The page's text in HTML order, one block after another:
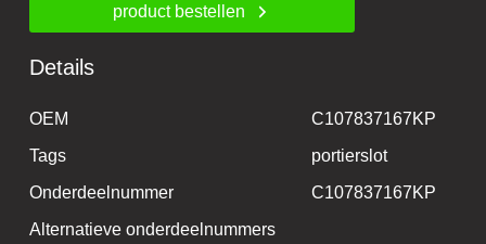
product bestellen
Details
OEM
C107837167KP
Tags
portierslot
Onderdeelnummer
C107837167KP
Alternatieve onderdeelnummers